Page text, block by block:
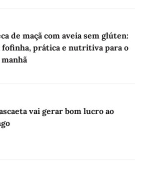
de maçã com aveia sem glúten:
prática e nutritiva para o
vai gerar bom lucro ao